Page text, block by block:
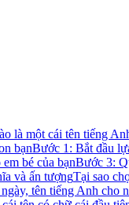
là một cái tên tiếng
bạnBước 1: Bắt đầu
bé của bạnBước 3:
và ấn tượngTại sao
tên tiếng Anh cho